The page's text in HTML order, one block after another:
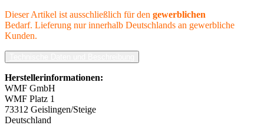
Dieser Artikel ist ausschließlich für den gewerblichen
Bedarf. Lieferung nur innerhalb Deutschlands an gewerbliche
Kunden.
Herstellerinformationen:
WMF GmbH
WMF Platz 1
73312 Geislingen/Steige
Deutschland